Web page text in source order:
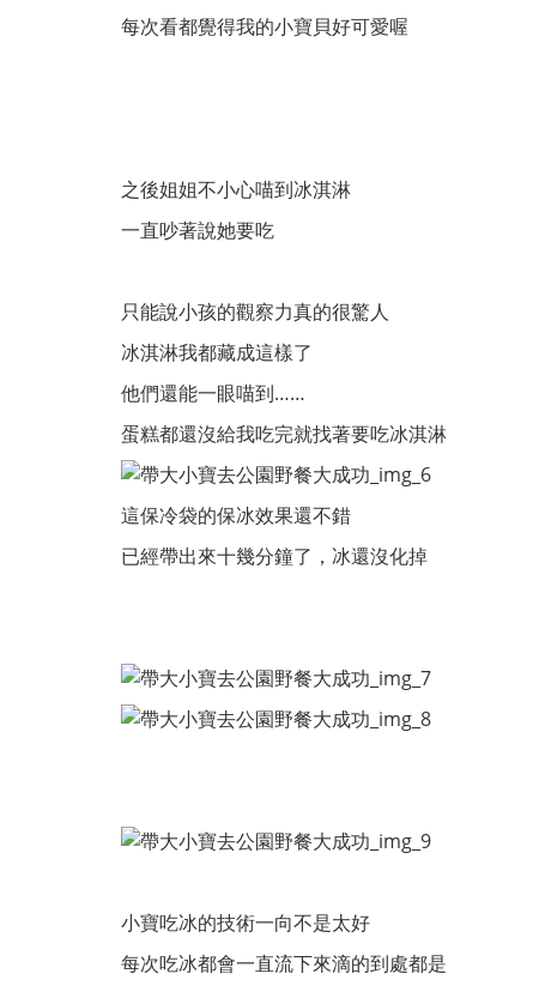
每次看都覺得我的小寶貝好可愛喔
之後姐姐不小心喵到冰淇淋
一直吵著說她要吃
只能說小孩的觀察力真的很驚人
冰淇淋我都藏成這樣了
他們還能一眼喵到……
蛋糕都還沒給我吃完就找著要吃冰淇淋
這保冷袋的保冰效果還不錯
已經帶出來十幾分鐘了，冰還沒化掉
小寶吃冰的技術一向不是太好
每次吃冰都會一直流下來滴的到處都是